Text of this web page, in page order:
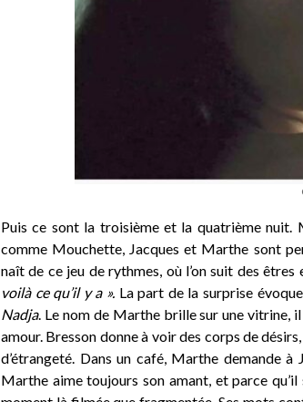
Puis ce sont la troisième et la quatrième nuit.
comme Mouchette, Jacques et Marthe sont
naît de ce jeu de rythmes, où l’on suit des
voilà ce qu’il y a ». La part de la surprise
Nadja. Le nom de Marthe brille sur une vitrine,
amour. Bresson donne à voir des corps de
d’étrangeté. Dans un café, Marthe demande
Marthe aime toujours son amant, et parce